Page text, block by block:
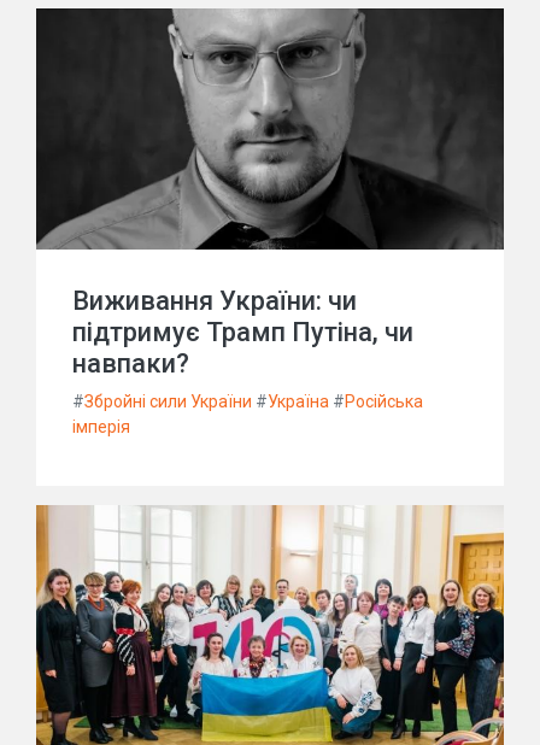
Виживання України: чи
підтримує Трамп Путіна, чи
навпаки?
#Збройні сили України #Україна #Російська
імперія